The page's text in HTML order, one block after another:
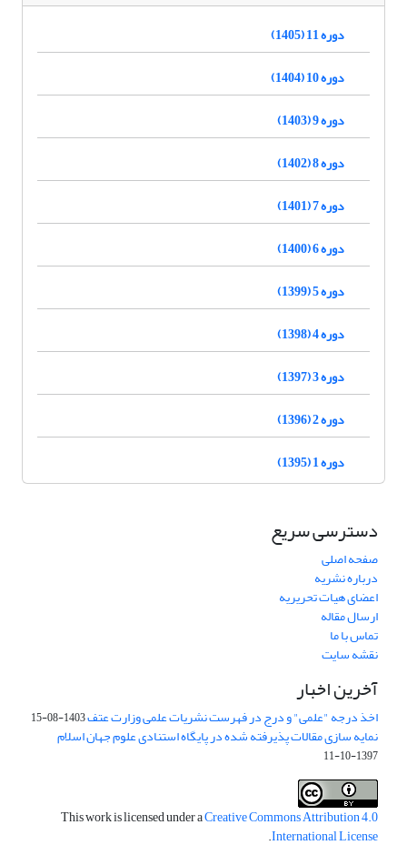
دوره 11 (1405)
دوره 10 (1404)
دوره 9 (1403)
دوره 8 (1402)
دوره 7 (1401)
دوره 6 (1400)
دوره 5 (1399)
دوره 4 (1398)
دوره 3 (1397)
دوره 2 (1396)
دوره 1 (1395)
دسترسی سریع
صفحه اصلی
درباره نشریه
اعضای هیات تحریریه
ارسال مقاله
تماس با ما
نقشه سایت
آخرین اخبار
اخذ درجه "علمی" و درج در فهرست نشریات علمی وزارت عتف1403-08-15
نمایه سازی مقالات پذیرفته شده در پایگاه استنادی علوم جهان اسلام
1397-10-11
This work is licensed under aCreative Commons Attribution 4.0
International License
.